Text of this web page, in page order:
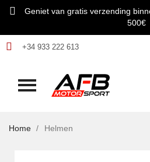
Geniet van gratis verzending
500€
+34 933 222 613
Home Helmen